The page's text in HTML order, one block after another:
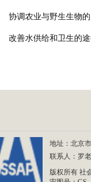
协调农业与野生生物
改善水供给和卫生的
地址：北京
联系人：罗老
版权所有 社